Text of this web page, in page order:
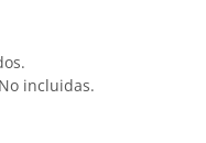
incluidas.